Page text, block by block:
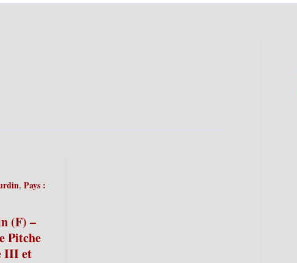
,Pays :
(F) –
Pitche
III et